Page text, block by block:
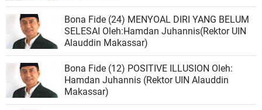
Bona Fide (24) MENYOAL DIRI YANG BELUM
SELESAI Oleh:Hamdan Juhannis(Rektor UIN
Alauddin Makassar)
Bona Fide (12) POSITIVE ILLUSION Oleh:
Hamdan Juhannis (Rektor UIN Alauddin
Makassar)